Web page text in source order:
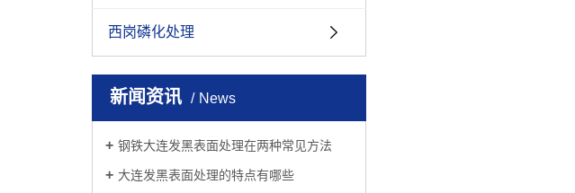
西岗磷化处理
新闻资讯 News
钢铁大连发黑表面处理在两种常见方法
大连发黑表面处理的特点有哪些